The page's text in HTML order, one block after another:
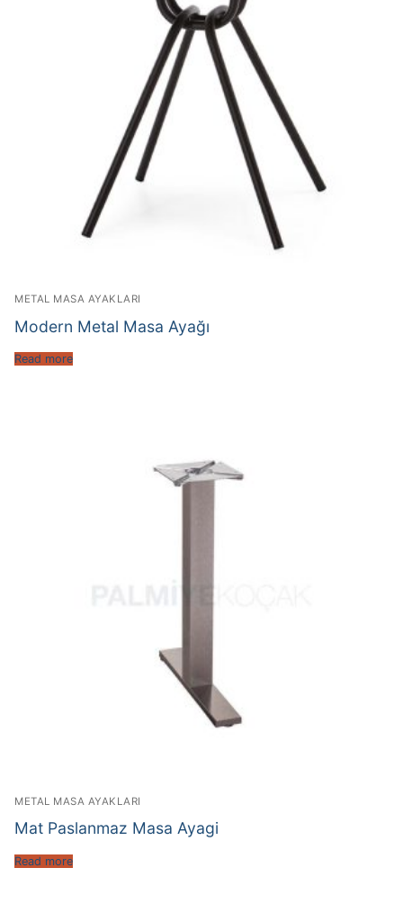
METAL MASA AYAKLARI
Modern Metal Masa Ayağı
Read more
METAL MASA AYAKLARI
Mat Paslanmaz Masa Ayagi
Read more